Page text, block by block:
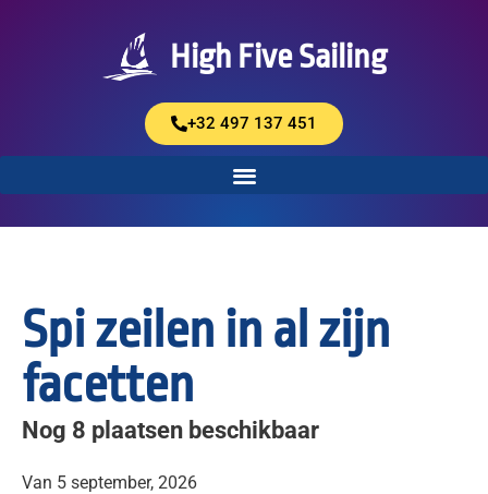
High Five Sailing
+32 497 137 451
Spi zeilen in al zijn
facetten
Nog 8 plaatsen beschikbaar
Van 5 september, 2026